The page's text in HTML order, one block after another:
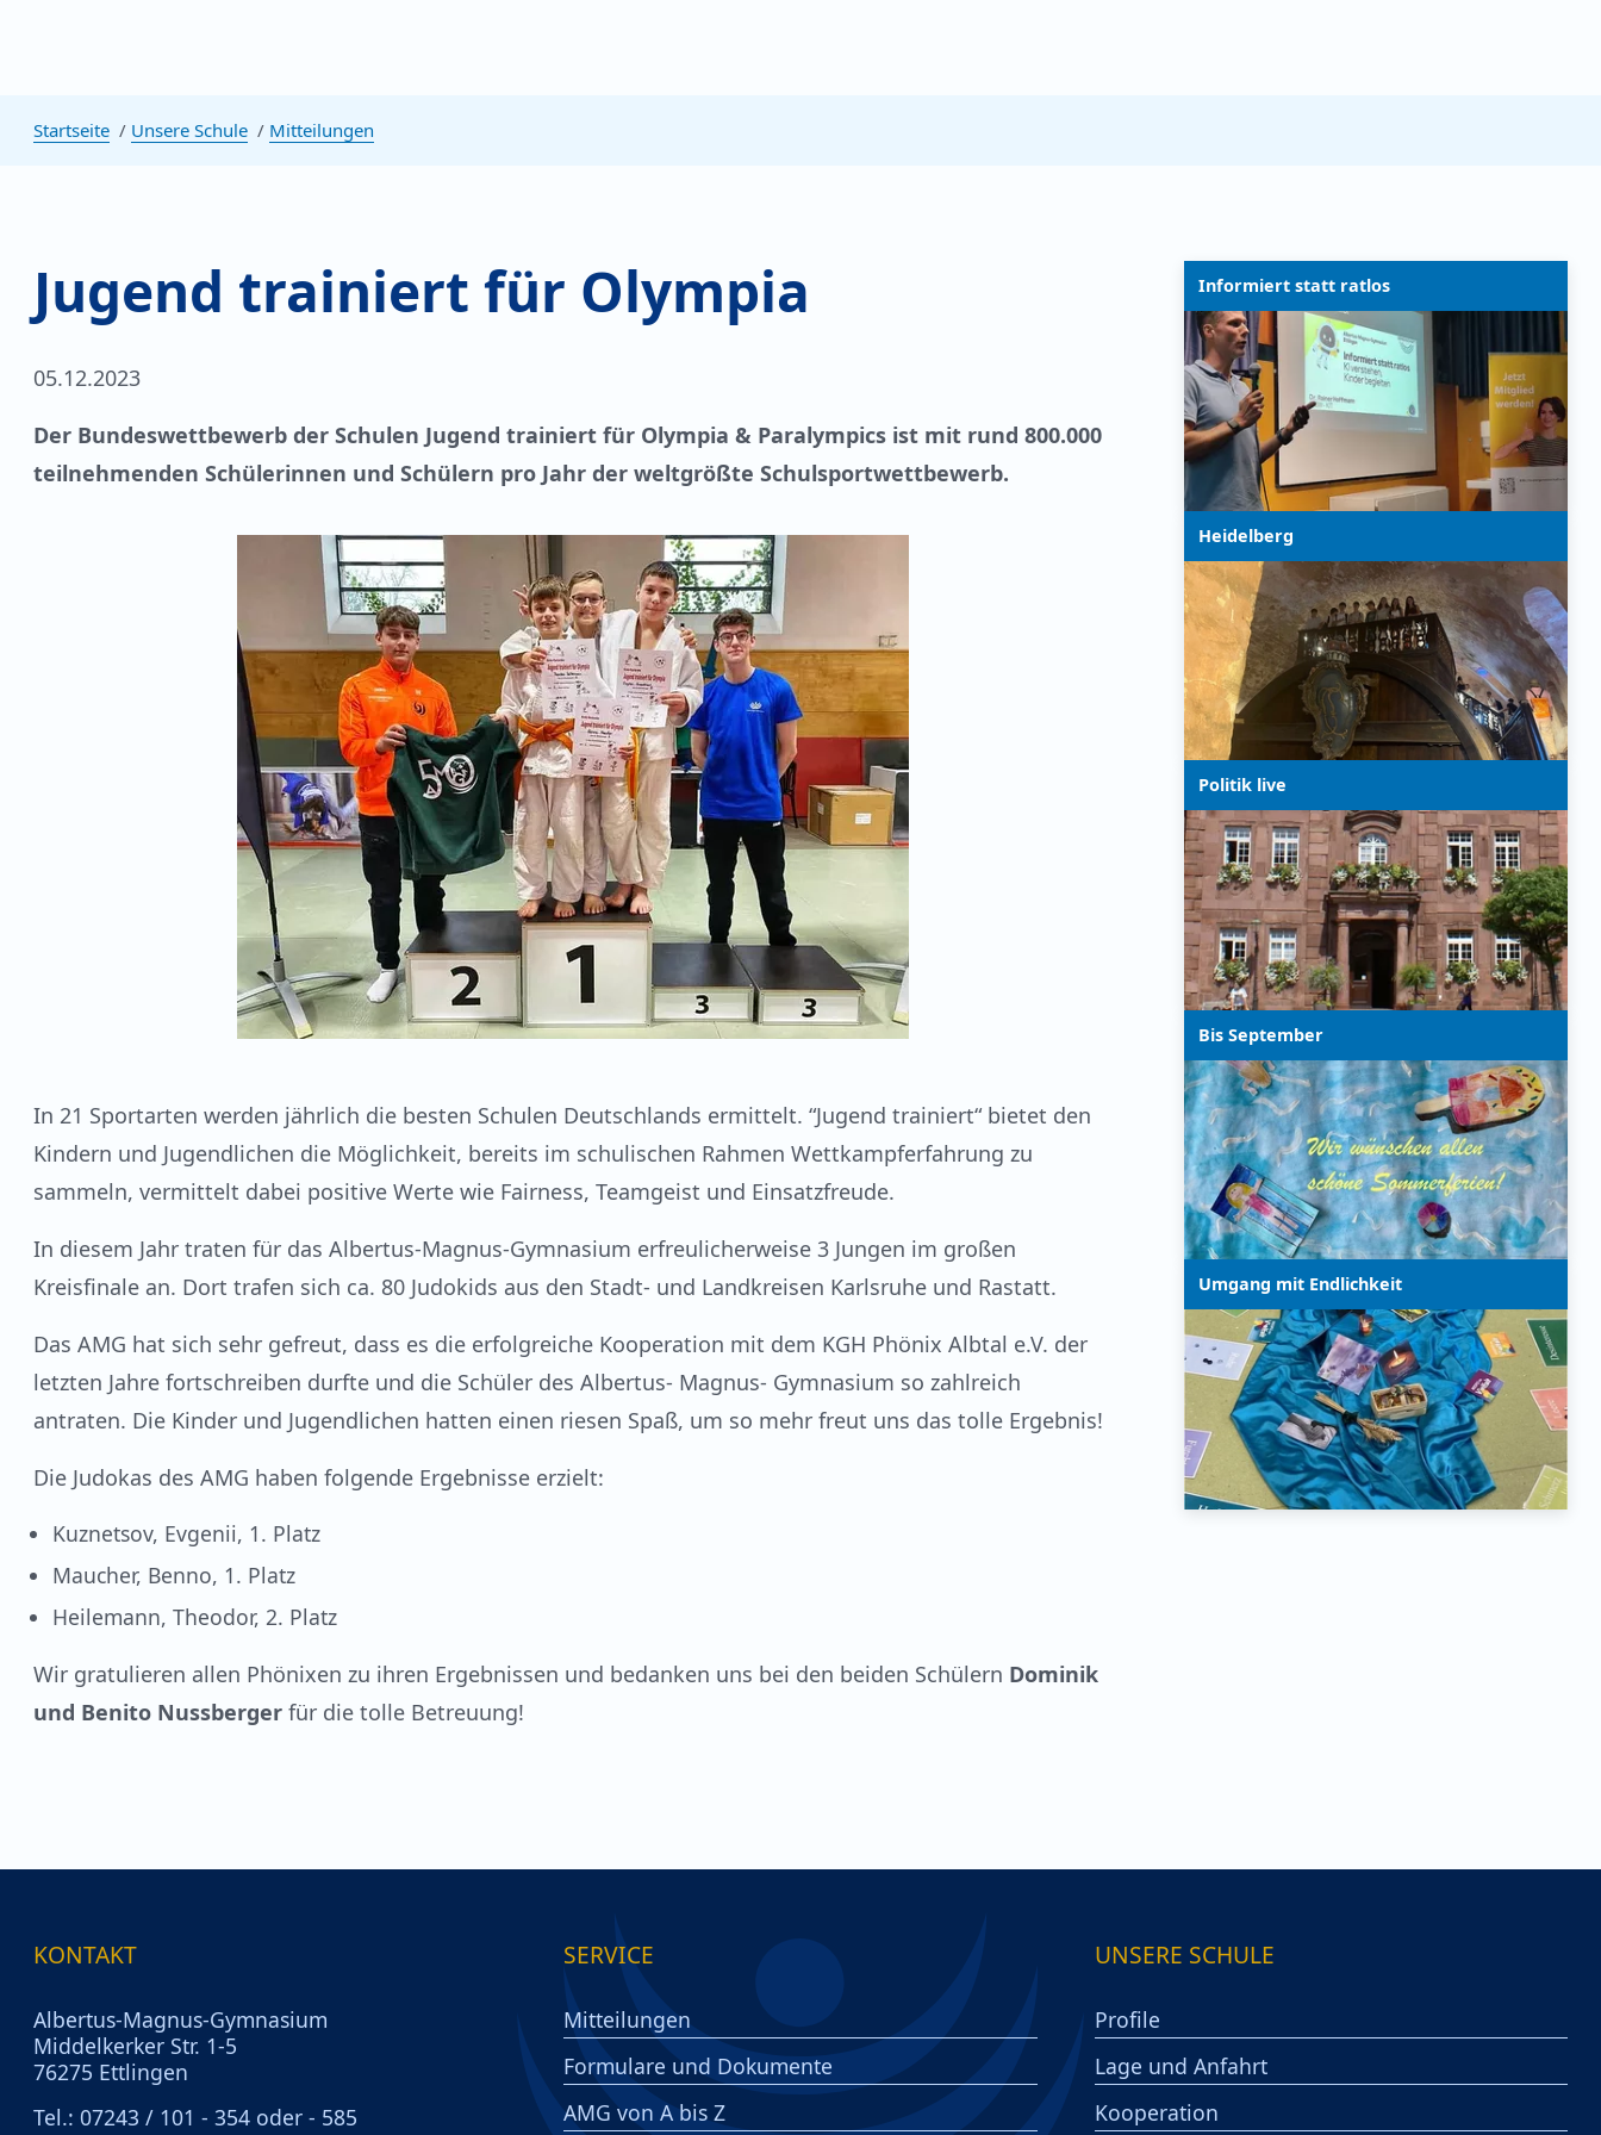
Startseite Unsere Schule Mitteilungen
Jugend trainiert für Olympia
05.12.2023
Der Bundeswettbewerb der Schulen Jugend trainiert für Olympia & Paralympics ist mit rund 800.000
teilnehmenden Schülerinnen und Schülern pro Jahr der weltgrößte Schulsportwettbewerb.
In 21 Sportarten werden jährlich die besten Schulen Deutschlands ermittelt. “Jugend trainiert“ bietet den
Kindern und Jugendlichen die Möglichkeit, bereits im schulischen Rahmen Wettkampferfahrung zu
sammeln, vermittelt dabei positive Werte wie Fairness, Teamgeist und Einsatzfreude.
In diesem Jahr traten für das Albertus-Magnus-Gymnasium erfreulicherweise 3 Jungen im großen
Kreisfinale an. Dort trafen sich ca. 80 Judokids aus den Stadt- und Landkreisen Karlsruhe und Rastatt.
Das AMG hat sich sehr gefreut, dass es die erfolgreiche Kooperation mit dem KGH Phönix Albtal e.V. der
letzten Jahre fortschreiben durfte und die Schüler des Albertus- Magnus- Gymnasium so zahlreich
antraten. Die Kinder und Jugendlichen hatten einen riesen Spaß, um so mehr freut uns das tolle Ergebnis!
Die Judokas des AMG haben folgende Ergebnisse erzielt:
Kuznetsov, Evgenii, 1. Platz
Maucher, Benno, 1. Platz
Heilemann, Theodor, 2. Platz
Wir gratulieren allen Phönixen zu ihren Ergebnissen und bedanken uns bei den beiden Schülern Dominik
und Benito Nussberger für die tolle Betreuung!
Informiert statt ratlos
Heidelberg
Politik live
Bis September
Umgang mit Endlichkeit
KONTAKT
Albertus-Magnus-Gymnasium
Middelkerker Str. 1-5
76275 Ettlingen
Tel.: 07243 / 101 - 354 oder - 585
SERVICE
Mitteilungen
Formulare und Dokumente
AMG von A bis Z
UNSERE SCHULE
Profile
Lage und Anfahrt
Kooperation